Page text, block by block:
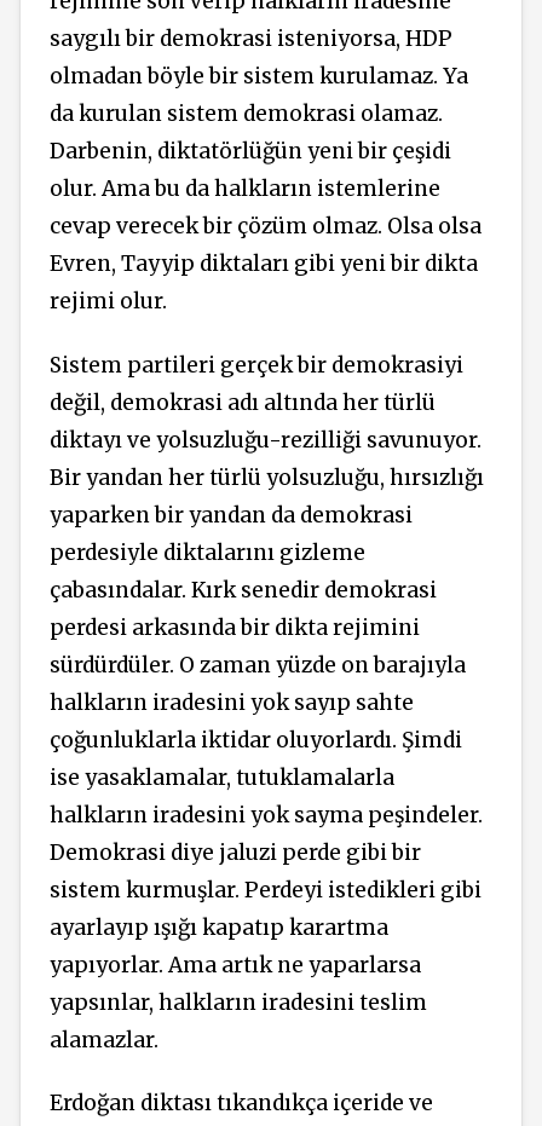
saygılı bir demokrasi isteniyorsa, HDP
olmadan böyle bir sistem kurulamaz. Ya
da kurulan sistem demokrasi olamaz.
Darbenin, diktatörlüğün yeni bir çeşidi
olur. Ama bu da halkların istemlerine
cevap verecek bir çözüm olmaz. Olsa olsa
Evren, Tayyip diktaları gibi yeni bir dikta
rejimi olur.
Sistem partileri gerçek bir demokrasiyi
değil, demokrasi adı altında her türlü
diktayı ve yolsuzluğu-rezilliği savunuyor.
Bir yandan her türlü yolsuzluğu, hırsızlığı
yaparken bir yandan da demokrasi
perdesiyle diktalarını gizleme
çabasındalar. Kırk senedir demokrasi
perdesi arkasında bir dikta rejimini
sürdürdüler. O zaman yüzde on barajıyla
halkların iradesini yok sayıp sahte
çoğunluklarla iktidar oluyorlardı. Şimdi
ise yasaklamalar, tutuklamalarla
halkların iradesini yok sayma peşindeler.
Demokrasi diye jaluzi perde gibi bir
sistem kurmuşlar. Perdeyi istedikleri gibi
ayarlayıp ışığı kapatıp karartma
yapıyorlar. Ama artık ne yaparlarsa
yapsınlar, halkların iradesini teslim
alamazlar.
Erdoğan diktası tıkandıkça içeride ve